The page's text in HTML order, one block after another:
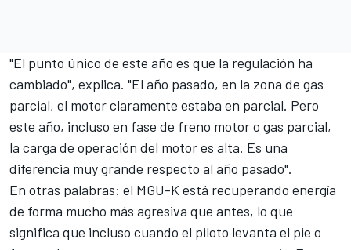
"El punto único de este año es que la regulación ha
cambiado", explica. "El año pasado, en la zona de gas
parcial, el motor claramente estaba en parcial. Pero
este año, incluso en fase de freno motor o gas parcial,
la carga de operación del motor es alta. Es una
diferencia muy grande respecto al año pasado".
En otras palabras: el MGU-K está recuperando energía
de forma mucho más agresiva que antes, lo que
significa que incluso cuando el piloto levanta el pie o